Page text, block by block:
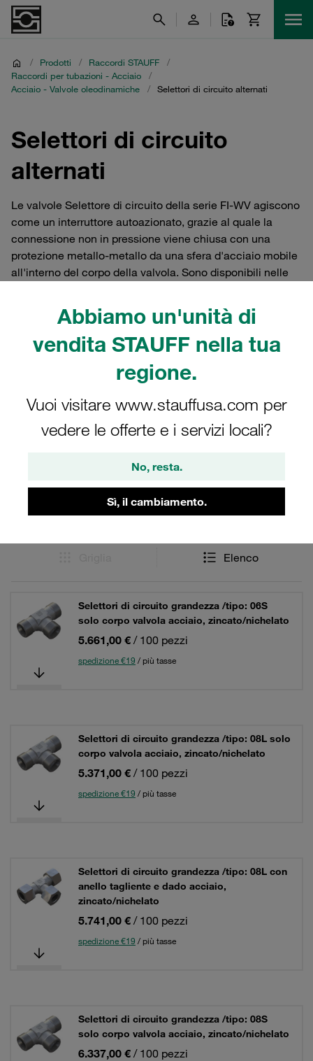
Abbiamo un'unità di
vendita STAUFF nella tua
regione.
Vuoi visitare www.stauffusa.com per
vedere le offerte e i servizi locali?
No, resta.
Sì, il cambiamento.
/ Prodotti / Raccordi STAUFF
/
Raccordi per tubazioni - Acciaio
/
Acciaio - Valvole oleodinamiche
/ Selettori di circuito alternati
Selettori di circuito
alternati
Le valvole Selettore di circuito della serie FI-WV agiscono
come un interruttore autoazionato, grazie al quale la
connessione non in pressione viene chiusa con una
protezione metallo-metallo da una sfera d'acciaio mobile
all'interno del corpo della valvola. Sono disponibili nelle
DIN 2353. Adatte per pressioni nominali fino a 160 bar.
Raccordi per tubazioni e raccordi ad anello tagliente della
serie STAUFF Raccordi in acciaio con conicità interna di
24°. Per l'oleodinamica.
Filtri / Ordinamento
Acciaio - Valvole oleodinamiche
Elenco
Selettori di circuito grandezza /tipo: 06S
solo corpo valvola acciaio, zincato/nichelato
5.661,00 € / 100 pezzi
spedizione €19 / più tasse
Selettori di circuito grandezza /tipo: 08L solo
corpo valvola acciaio, zincato/nichelato
5.371,00 € / 100 pezzi
spedizione €19 / più tasse
Selettori di circuito grandezza /tipo: 08L con
anello tagliente e dado acciaio,
zincato/nichelato
5.741,00 € / 100 pezzi
spedizione €19 / più tasse
Selettori di circuito grandezza /tipo: 08S
solo corpo valvola acciaio, zincato/nichelato
6.337,00 € / 100 pezzi